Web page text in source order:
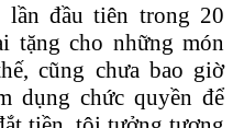
đầu tiên trong 20
tặng cho những món
cũng chưa bao giờ
dụng chức quyền để